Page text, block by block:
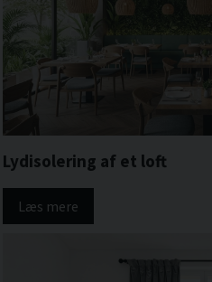
Lydisolering af et loft
Læs mere